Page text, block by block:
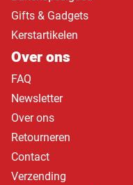
Gifts & Gadgets
Kerstartikelen
Over ons
FAQ
Newsletter
Over ons
Retourneren
Contact
Verzending